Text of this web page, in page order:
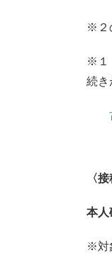
※２
※１
続き
〈
本人
※対